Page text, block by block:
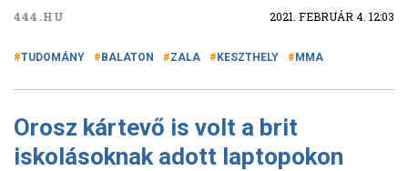
444.HU 2021. FEBRUÁR 4. 12:03
TUDOMÁNY BALATON ZALA KESZTHELY MMA
Orosz kártevő is volt a brit
iskolásoknak adott laptopokon